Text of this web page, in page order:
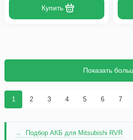
Купить
1 2 3 4 5 6 7
Показать
Подбор АКБ для Mitsubishi RVR